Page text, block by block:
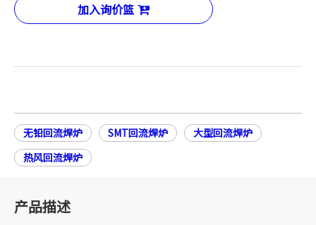
加入询价篮
无铅回流焊炉 SMT回流焊炉
大型回流焊炉
热风回流焊炉
产品描述